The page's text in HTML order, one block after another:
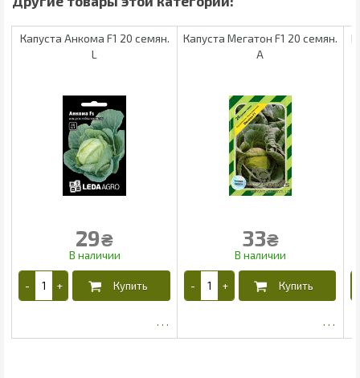
Капуста Анкома F1 20 семян.
L
29₴
Капуста Мегатон F1 20 семян.
А
33₴